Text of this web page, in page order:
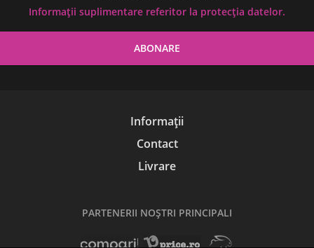
Informații suplimentare referitor la protecția datelor.
Informații
Contact
Livrare
PARTENERII NOŞTRI PRINCIPALI